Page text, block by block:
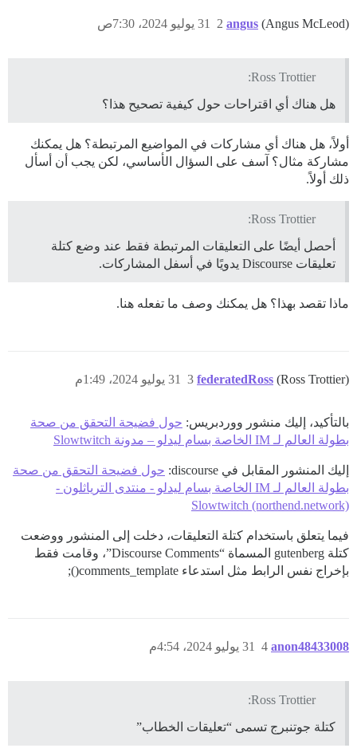
angus (Angus McLeod) 31 يوليو 2024، 7:30ص 2
Ross Trottier:
هل هناك أي اقتراحات حول كيفية تصحيح هذا؟
أولاً، هل هناك أي مشاركات في المواضيع المرتبطة؟ هل يمكنك
مشاركة مثال؟ آسف على السؤال الأساسي، لكن يجب أن أسأل
ذلك أولاً.
Ross Trottier:
أحصل أيضًا على التعليقات المرتبطة فقط عند وضع كتلة
تعليقات Discourse يدويًا في أسفل المشاركات.
ماذا تقصد بهذا؟ هل يمكنك وصف ما تفعله هنا.
federatedRoss (Ross Trottier) 31 يوليو 2024، 1:49م 3
بالتأكيد، إليك منشور ووردبريس: حول فضيحة التحقق من صحة
بطولة العالم لـ IM الخاصة بسام ليدلو – مدونة Slowtwitch
إليك المنشور المقابل في discourse:
حول فضيحة التحقق من صحة
بطولة العالم لـ IM الخاصة بسام ليدلو - منتدى الترياثلون -
Slowtwitch (northend.network)
فيما يتعلق باستخدام كتلة التعليقات، دخلت إلى المنشور ووضعت
كتلة gutenberg المسماة “Discourse Comments”، وقامت فقط
بإخراج نفس الرابط مثل استدعاء comments_template();
anon48433008 31 يوليو 2024، 4:54م 4
Ross Trottier:
كتلة جوتنبرج تسمى “تعليقات الخطاب”